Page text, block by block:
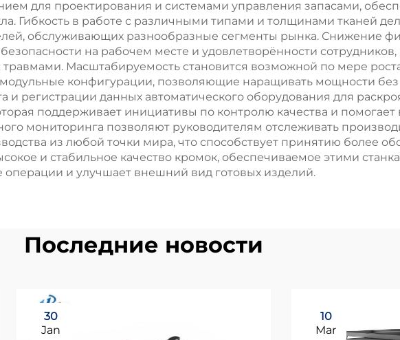
для проектирования и системами управления запасами,
Гибкость в работе с различными типами и толщинами тканей
обслуживающих разнообразные сегменты рынка. Снижение
на рабочем месте и удовлетворённости
Масштабируемость становится возможной по мере
конфигурации, позволяющие наращивать мощности
регистрации данных автоматического оборудования для
поддерживает инициативы по контролю качества и помогает
мониторинга позволяют руководителям отслеживать
из любой точки мира, что способствует принятию более
и стабильное качество кромок, обеспечиваемое этими
и улучшает внешний вид готовых изделий.
Последние новости
30
Jan
10
Mar